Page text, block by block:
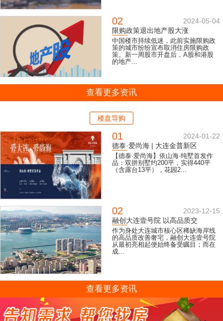
02
2024-05-04
限购政策退出地产股大涨
中国楼市持续低迷，此前实施限购政
策的城市纷纷宣布取消住房限购政
策。新一周股市开盘后，A股和港股
的地产...
查看更多资讯
楼盘导购
01
2024-01-22
德泰·爱尚海 | 大连金普新区
【德泰·爱尚海】依山海·纯墅首发作
品：双拼别墅约200平，实得440平
（含露台13平），花园2...
02
2023-12-15
融创大连壹号院 以高品质交
作为身处大连城市核心区稀缺海岸线
的高品质改善奢宅，融创大连壹号院
从最初亮相起便始终备受瞩目；而在
成...
查看更多资讯